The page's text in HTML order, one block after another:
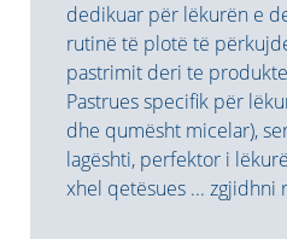
dedikuar për lëkurën e
rutinë të plotë të
pastrimit deri te
Pastrues specifik për
dhe qumësht micelar),
lagështi, perfektor i
xhel qetësues ... zgjidhni